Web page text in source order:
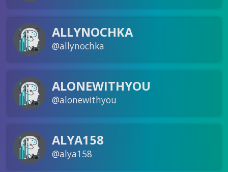
ALLYNOCHKA
@allynochka
ALONEWITHYOU
@alonewithyou
ALYA158
@alya158